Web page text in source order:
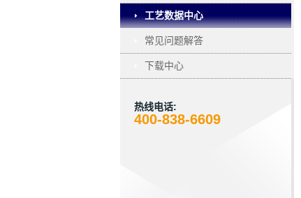
工艺数据中心
常见问题解答
下载中心
热线电话:
400-838-6609